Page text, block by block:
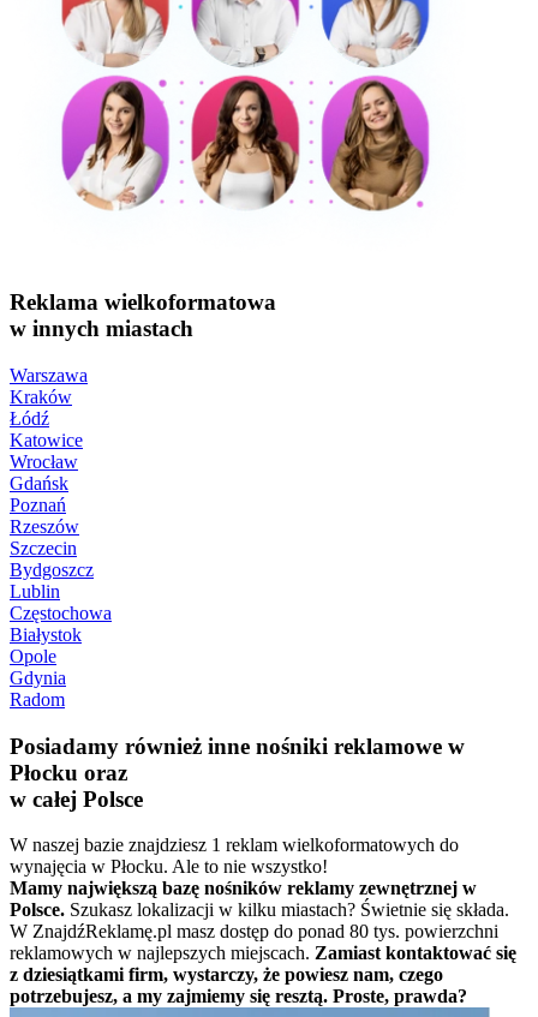
Reklama wielkoformatowa
w innych miastach
Warszawa
Kraków
Łódź
Katowice
Wrocław
Gdańsk
Poznań
Rzeszów
Szczecin
Bydgoszcz
Lublin
Częstochowa
Białystok
Opole
Gdynia
Radom
Posiadamy również inne nośniki reklamowe w
Płocku oraz
w całej Polsce
W naszej bazie znajdziesz 1 reklam wielkoformatowych do
wynajęcia w Płocku. Ale to nie wszystko!
Mamy największą bazę nośników reklamy zewnętrznej w
Polsce. Szukasz lokalizacji w kilku miastach? Świetnie się składa.
W ZnajdźReklamę.pl masz dostęp do ponad 80 tys. powierzchni
reklamowych w najlepszych miejscach. Zamiast kontaktować się
z dziesiątkami firm, wystarczy, że powiesz nam, czego
potrzebujesz, a my zajmiemy się resztą. Proste, prawda?